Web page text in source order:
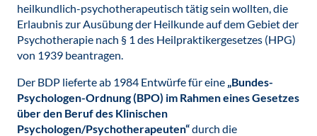
heilkundlich-psychotherapeutisch tätig sein wollten, die
Erlaubnis zur Ausübung der Heilkunde auf dem Gebiet der
Psychotherapie nach § 1 des Heilpraktikergesetzes (HPG)
von 1939 beantragen.
Der BDP lieferte ab 1984 Entwürfe für eine „Bundes-
Psychologen-Ordnung (BPO) im Rahmen eines Gesetzes
über den Beruf des Klinischen
Psychologen/Psychotherapeuten“durch die